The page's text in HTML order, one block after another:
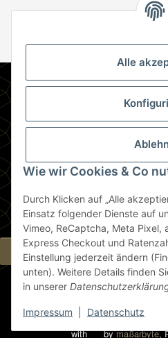
Alle
Wie wir Cookies & Co
Durch Klicken auf „Alle
Einsatz folgender Dienste auf
Vimeo, ReCaptcha, Meta Pixel,
Express Checkout und
Einstellung jederzeit ändern
unten). Weitere Details finden
in unserer
Impressum Datenschutz
Newsletter Abonnieren
Gesetzliche Informationen
Zahlungsmethoden
Berlin
Widerrufsbutton
© die
with
bymaßarbyte,